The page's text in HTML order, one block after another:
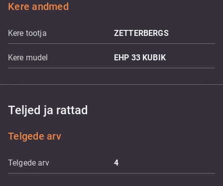
Kere andmed
Kere tootja ZETTERBERGS
Kere mudel EHP 33 KUBIK
Teljed ja rattad
Telgede arv
Telgede arv 4